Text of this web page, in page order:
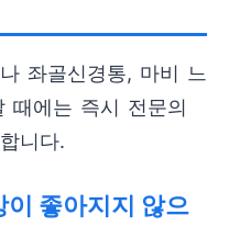
좌골신경통, 마비 느
때에는 즉시 전문의
니다.
이 좋아지지 않으